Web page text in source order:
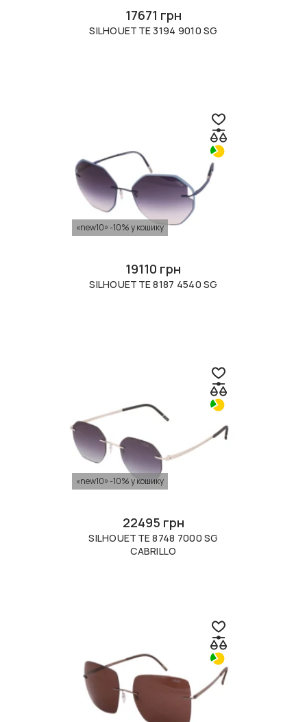
17671 грн
SILHOUETTE 3194 9010 SG
«new10» -10% у кошику
19110 грн
SILHOUETTE 8187 4540 SG
«new10» -10% у кошику
22495 грн
SILHOUETTE 8748 7000 SG
CABRILLO